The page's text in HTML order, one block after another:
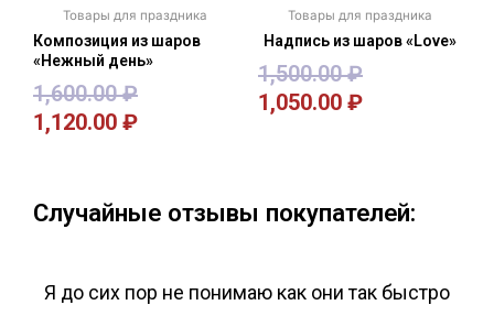
Товары для праздника
Композиция из шаров
«Нежный день»
1,600.00₽
1,120.00 ₽
Товары для праздника
Надпись из шаров «Love»
1,500.00₽
1,050.00 ₽
Случайные отзывы покупателей:
Я до сих пор не понимаю как они так быстро